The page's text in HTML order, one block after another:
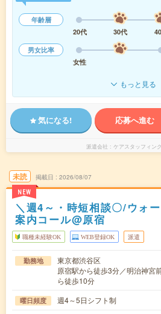
年齢層
20代
30代
男女比率
女性
もっと見る
気になる! 応募へ進む
派遣会社 ケアスタッフィン
未読
NEW
掲載日 2026/08/07
＼週4～・時短相談〇/ウォ
案内コール@原宿
職種未経験OK WEB登録OK 派遣
勤務地
東京都渋谷区
原宿駅から徒歩3分／明治神宮
ら徒歩10分
曜日頻度 週4～5日シフト制